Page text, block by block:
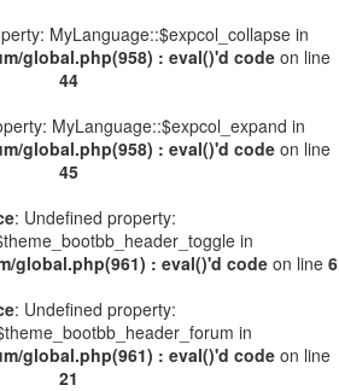
MyLanguage::$expcol_collapse in
global.php(958) : eval()'d codeon line
44
MyLanguage::$expcol_expand in
global.php(958) : eval()'d codeon line
45
: Undefined property:
in
global.php(961) : eval()'d codeon line 6
: Undefined property:
in
global.php(961) : eval()'d codeon line
21